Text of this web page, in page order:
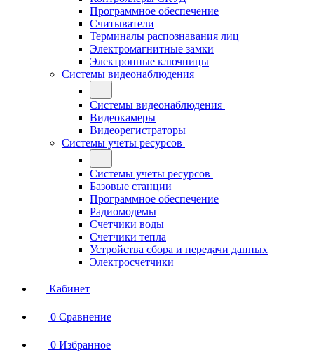
Программное обеспечение
Считыватели
Терминалы распознавания лиц
Электромагнитные замки
Электронные ключницы
Системы видеонаблюдения
Системы видеонаблюдения
Видеокамеры
Видеорегистраторы
Системы учеты ресурсов
Системы учеты ресурсов
Базовые станции
Программное обеспечение
Радиомодемы
Счетчики воды
Счетчики тепла
Устройства сбора и передачи данных
Электросчетчики
Кабинет
0 Сравнение
0 Избранное